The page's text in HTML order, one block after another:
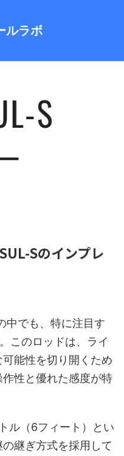
ルラボ
Sのインプレ
中でも、特に注目す
このロッドは、ライ
能性を切り開くため
性と優れた感度が特
ル（6フィート）とい
継ぎ方式を採用して